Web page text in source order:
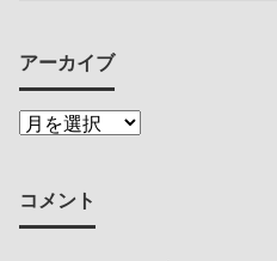
アーカイブ
コメント